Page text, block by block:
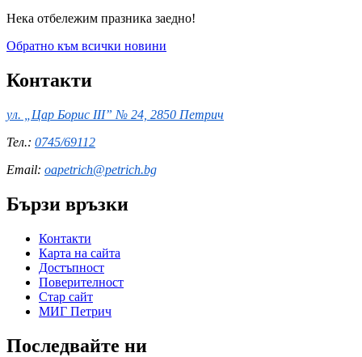
Нека отбележим празника заедно!
Обратно към всички новини
Контакти
ул. „Цар Борис III” № 24, 2850 Петрич
Тел.: 0745/69112
Email: oapetrich@petrich.bg
Бързи връзки
Контакти
Карта на сайта
Достъпност
Поверителност
Стар сайт
МИГ Петрич
Последвайте ни